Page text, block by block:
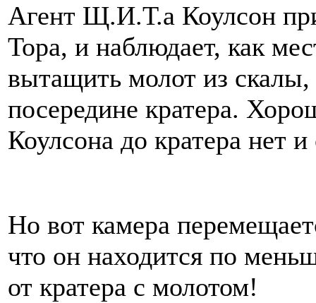
Агент Щ.И.Т.а Коулсон
Тора, и наблюдает, как
вытащить молот из скалы,
посередине кратера.
Коулсона до кратера нет
Но вот камера
что он находится по
от кратера с молотом!